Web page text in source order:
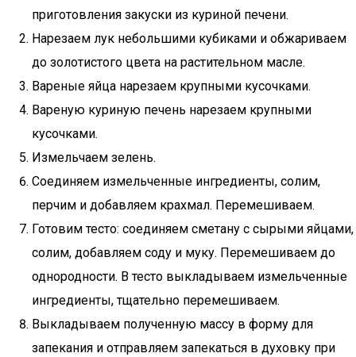
приготовления закуски из куриной печени.
Нарезаем лук небольшими кубиками и обжариваем
до золотистого цвета на растительном масле.
Вареные яйца нарезаем крупными кусочками.
Вареную куриную печень нарезаем крупными
кусочками.
Измельчаем зелень.
Соединяем измельченные ингредиенты, солим,
перчим и добавляем крахмал. Перемешиваем.
Готовим тесто: соединяем сметану с сырыми яйцами,
солим, добавляем соду и муку. Перемешиваем до
однородности. В тесто выкладываем измельченные
ингредиенты, тщательно перемешиваем.
Выкладываем полученную массу в форму для
запекания и отправляем запекаться в духовку при